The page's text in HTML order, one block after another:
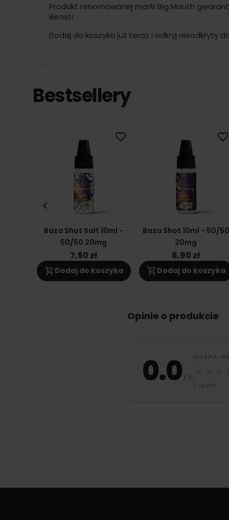
Produkt renomowanej marki Big Mouth
Beast!
Dodaj do koszyka już teraz i odkryj nieodkryty
Bestsellery
Baza Shot Salt 10ml -
50/50 20mg
7,50 zł
shopping_cart Dodaj do koszyka
favorite_border
Baza Shot 10ml - 50/50
20mg
6,90 zł
shopping_cart Dodaj do koszyka
favorite_border
keyboard_arrow_left
Opinie o produkcie
0.0 / 5
OCENA
0 opinii